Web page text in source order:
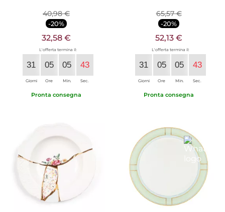
40,98 €
-20%
32,58 €
L'offerta termina il:
31
Giorni
05
Ore
05
Min.
42
Sec.
Pronta consegna
65,57 €
-20%
52,13 €
L'offerta termina il:
31
Giorni
05
Ore
05
Min.
42
Sec.
Pronta consegna